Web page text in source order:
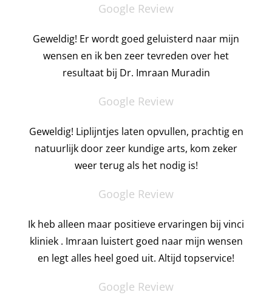
Google Review
Geweldig! Er wordt goed geluisterd naar mijn
wensen en ik ben zeer tevreden over het
resultaat bij Dr. Imraan Muradin
Google Review
Geweldig! Liplijntjes laten opvullen, prachtig en
natuurlijk door zeer kundige arts, kom zeker
weer terug als het nodig is!
Google Review
Ik heb alleen maar positieve ervaringen bij vinci
kliniek . Imraan luistert goed naar mijn wensen
en legt alles heel goed uit. Altijd topservice!
Google Review